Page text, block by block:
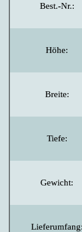
Best.-Nr.:
Höhe:
Breite:
Tiefe:
Gewicht:
Lieferumfang: